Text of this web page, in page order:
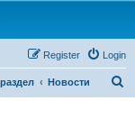
Login
Register
Новости